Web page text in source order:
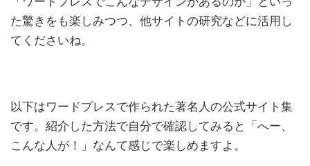
た驚きをも楽しみつつ、他サイトの研究などに活用し
てくださいね。
以下はワードプレスで作られた著名人の公式サイト集
です。紹介した方法で自分で確認してみると「へー、
こんな人が！」なんて感じで楽しめますよ。